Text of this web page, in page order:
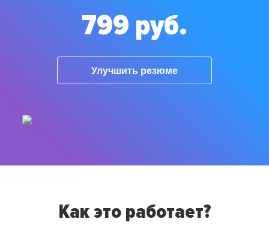
799 руб.
Улучшить резюме
Как это работает?